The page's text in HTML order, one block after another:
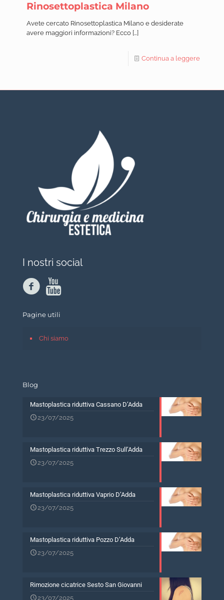
Rinosettoplastica Milano
Avete cercato Rinosettoplastica Milano e desiderate
avere maggiori informazioni? Ecco […]
Continua a leggere
I nostri social
Pagine utili
Chi siamo
Blog
Mastoplastica riduttiva Cassano D’Adda
23/07/2025
Mastoplastica riduttiva Trezzo Sull’Adda
23/07/2025
Mastoplastica riduttiva Vaprio D’Adda
23/07/2025
Mastoplastica riduttiva Pozzo D’Adda
23/07/2025
Rimozione cicatrice Sesto San Giovanni
23/07/2025